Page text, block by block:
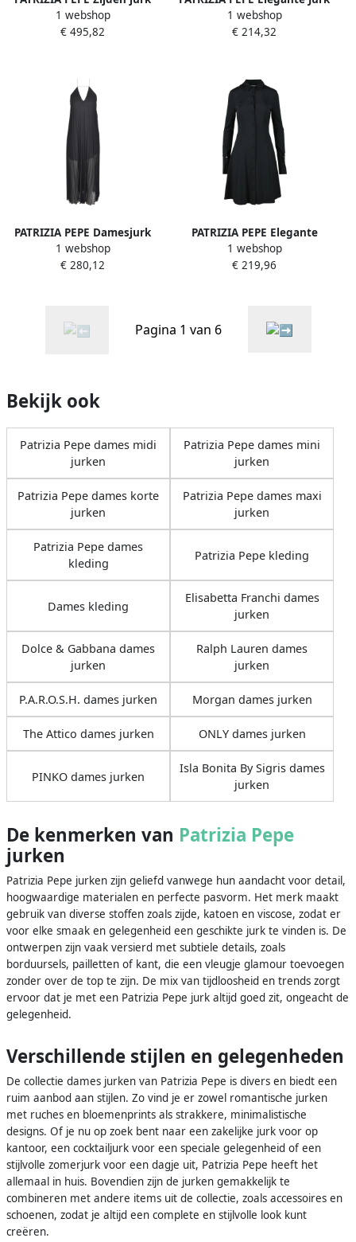
voor vrouwen Pink Dames
1 webshop
€ 495,82
voor Vrouwen Green Dames
1 webshop
€ 214,32
PATRIZIA PEPE Damesjurk
van polyester Black Dames
1 webshop
€ 280,12
PATRIZIA PEPE Elegante
Damesjurk Nylon Elastaan
Black Dames
1 webshop
€ 219,96
Pagina 1 van 6
Bekijk ook
Patrizia Pepe dames midi
jurken
Patrizia Pepe dames mini
jurken
Patrizia Pepe dames korte
jurken
Patrizia Pepe dames maxi
jurken
Patrizia Pepe dames
kleding
Patrizia Pepe kleding
Dames kleding
Elisabetta Franchi dames
jurken
Dolce & Gabbana dames
jurken
Ralph Lauren dames
jurken
P.A.R.O.S.H. dames jurken Morgan dames jurken
The Attico dames jurken ONLY dames jurken
PINKO dames jurken
Isla Bonita By Sigris dames
jurken
De kenmerken van Patrizia Pepe
jurken
Patrizia Pepe jurken zijn geliefd vanwege hun aandacht voor detail,
hoogwaardige materialen en perfecte pasvorm. Het merk maakt
gebruik van diverse stoffen zoals zijde, katoen en viscose, zodat er
voor elke smaak en gelegenheid een geschikte jurk te vinden is. De
ontwerpen zijn vaak versierd met subtiele details, zoals
borduursels, pailletten of kant, die een vleugje glamour toevoegen
zonder over de top te zijn. De mix van tijdloosheid en trends zorgt
ervoor dat je met een Patrizia Pepe jurk altijd goed zit, ongeacht de
gelegenheid.
Verschillende stijlen en gelegenheden
De collectie dames jurken van Patrizia Pepe is divers en biedt een
ruim aanbod aan stijlen. Zo vind je er zowel romantische jurken
met ruches en bloemenprints als strakkere, minimalistische
designs. Of je nu op zoek bent naar een zakelijke jurk voor op
kantoor, een cocktailjurk voor een speciale gelegenheid of een
stijlvolle zomerjurk voor een dagje uit, Patrizia Pepe heeft het
allemaal in huis. Bovendien zijn de jurken gemakkelijk te
combineren met andere items uit de collectie, zoals accessoires en
schoenen, zodat je altijd een complete en stijlvolle look kunt
creëren.